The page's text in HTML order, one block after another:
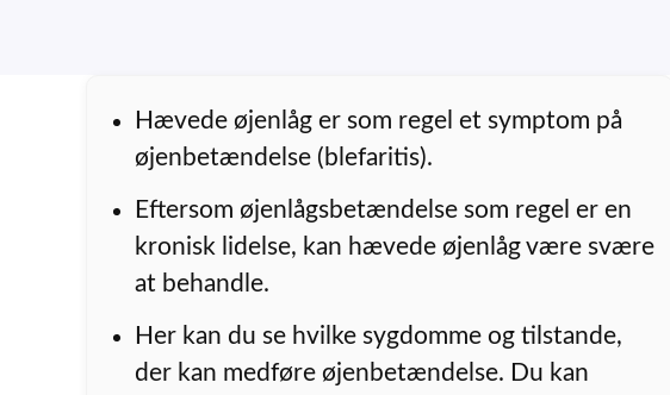
Hævede øjenlåg er som regel et symptom på
øjenbetændelse (blefaritis).
Eftersom øjenlågsbetændelse som regel er en
kronisk lidelse, kan hævede øjenlåg være svære
at behandle.
Her kan du se hvilke sygdomme og tilstande,
der kan medføre øjenbetændelse. Du kan